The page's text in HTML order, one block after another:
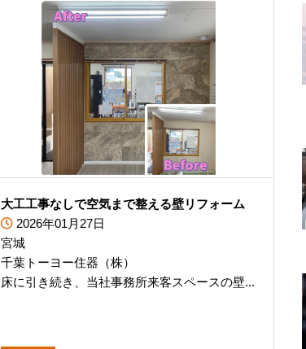
大工工事なしで空気まで整える壁リフォーム
2026年01月27日
宮城
千葉トーヨー住器（株）
床に引き続き、当社事務所来客スペースの壁...